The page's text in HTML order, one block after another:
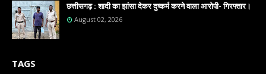
छत्तीसगढ़ : शादी का झांसा देकर दुष्कर्म करने वाला आरोपी- गिरफ्तार।
August 02, 2026
TAGS